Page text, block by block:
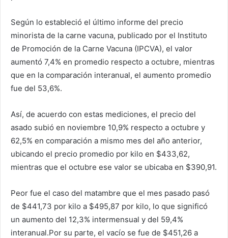
Según lo estableció el último informe del precio
minorista de la carne vacuna, publicado por el Instituto
de Promoción de la Carne Vacuna (IPCVA), el valor
aumentó 7,4% en promedio respecto a octubre, mientras
que en la comparación interanual, el aumento promedio
fue del 53,6%.
Así, de acuerdo con estas mediciones, el precio del
asado subió en noviembre 10,9% respecto a octubre y
62,5% en comparación a mismo mes del año anterior,
ubicando el precio promedio por kilo en $433,62,
mientras que el octubre ese valor se ubicaba en $390,91.
Peor fue el caso del matambre que el mes pasado pasó
de $441,73 por kilo a $495,87 por kilo, lo que significó
un aumento del 12,3% intermensual y del 59,4%
interanual.Por su parte, el vacío se fue de $451,26 a